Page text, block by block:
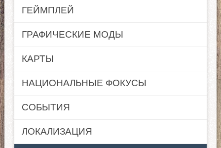
ГЕЙМПЛЕЙ
ГРАФИЧЕСКИЕ МОДЫ
КАРТЫ
НАЦИОНАЛЬНЫЕ ФОКУСЫ
СОБЫТИЯ
ЛОКАЛИЗАЦИЯ